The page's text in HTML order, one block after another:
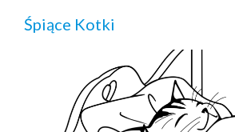
Śpiące Kotki